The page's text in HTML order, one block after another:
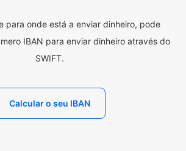
para onde está a enviar dinheiro, pode
IBAN para enviar dinheiro através do
SWIFT.
Calcular o seu IBAN